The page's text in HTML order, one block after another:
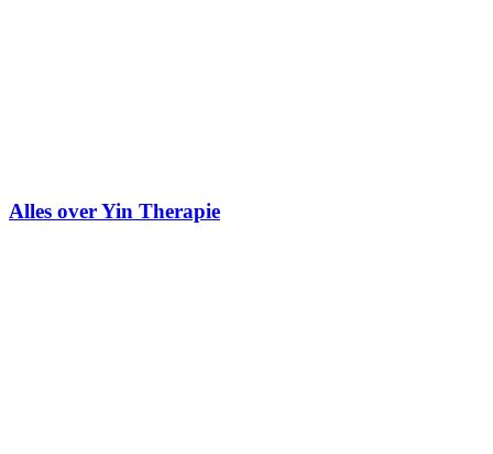
Alles over Yin Therapie